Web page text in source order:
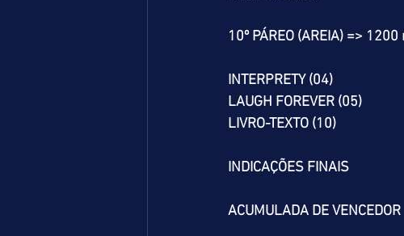
10º PÁREO (AREIA) =>
INTERPRETY (04)
LAUGH FOREVER (05)
LIVRO-TEXTO (10)
INDICAÇÕES FINAIS
ACUMULADA DE VENCEDOR